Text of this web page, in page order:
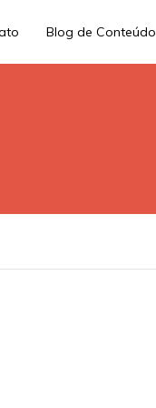
Blog de Conteúdo